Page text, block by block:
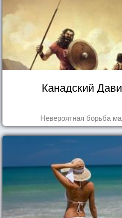
Канадский
Невероятная борьба